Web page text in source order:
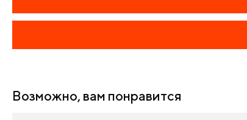
Возможно, вам понравится